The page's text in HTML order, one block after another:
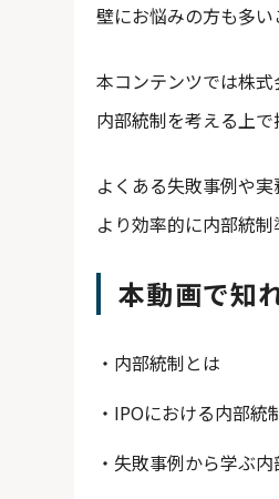
壁にお悩みの方も多い
本コンテンツでは株式
内部統制を考える上で
よくある失敗事例や
より効率的に内部統
本動画で知
内部統制とは
IPOにおける内部統
失敗事例から学ぶ